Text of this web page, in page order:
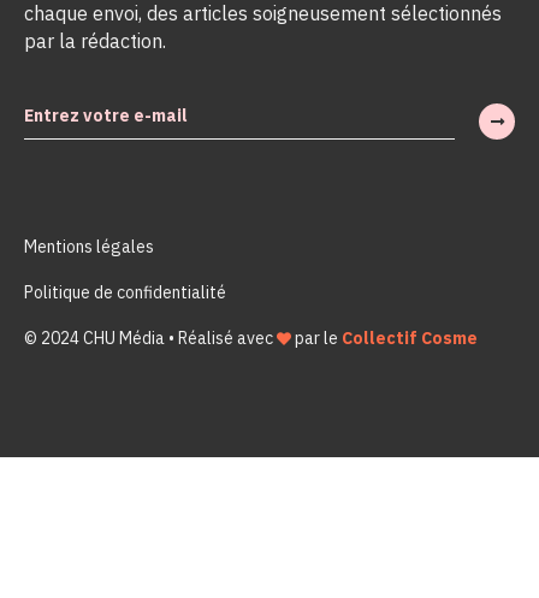
chaque envoi, des articles soigneusement sélectionnés
par la rédaction.
Mentions légales
Politique de confidentialité
© 2024 CHU Média • Réalisé avec par le Collectif Cosme